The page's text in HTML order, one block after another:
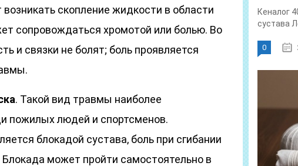
скопление жидкости в области
сопровождаться хромотой или болью. Во
и связки не болят; боль проявляется
. Такой вид травмы наиболее
пожилых людей и спортсменов.
блокадой сустава, боль при сгибании
Блокада может пройти самостоятельно в
Кеналог
сустава
0